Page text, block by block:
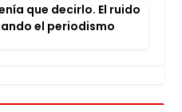
que decir­lo. El rui­do
el perio­dis­mo